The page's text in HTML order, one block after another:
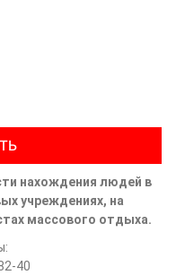
нахождения людей в
учреждениях, на
массового отдыха.
40